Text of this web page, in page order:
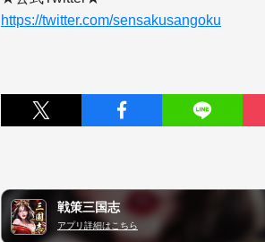
https://twitter.com/sensakusangoku
戦策三国志
アプリ詳細はこちら